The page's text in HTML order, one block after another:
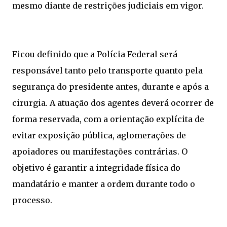
mesmo diante de restrições judiciais em vigor.
Ficou definido que a Polícia Federal será
responsável tanto pelo transporte quanto pela
segurança do presidente antes, durante e após a
cirurgia. A atuação dos agentes deverá ocorrer de
forma reservada, com a orientação explícita de
evitar exposição pública, aglomerações de
apoiadores ou manifestações contrárias. O
objetivo é garantir a integridade física do
mandatário e manter a ordem durante todo o
processo.